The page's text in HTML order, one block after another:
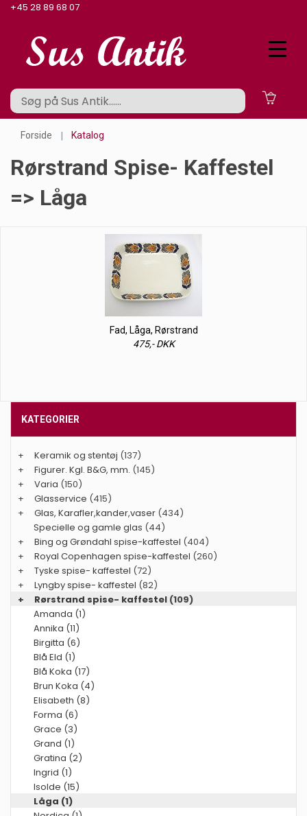
+45 28 89 68 07
Forside Katalog
Rørstrand Spise- Kaffestel
=> Låga
Fad, Låga, Rørstrand
475,- DKK
KATEGORIER
+ Keramik og stentøj (137)
+
Figurer. Kgl. B&G, mm. (145)
+
Varia (150)
+
Glasservice (415)
+
Glas, Karafler,kander,vaser (434)
Specielle og gamle glas (44)
+
Bing og Grøndahl spise-kaffestel (404)
+
Royal Copenhagen spise-kaffestel (260)
+
Tyske spise- kaffestel (72)
+
Lyngby spise- kaffestel (82)
+
Rørstrand spise- kaffestel (109)
Amanda (1)
Annika (11)
Birgitta (6)
Blå Eld (1)
Blå Koka (17)
Brun Koka (4)
Elisabeth (8)
Forma (6)
Grace (3)
Grand (1)
Gratina (2)
Ingrid (1)
Isolde (15)
Låga (1)